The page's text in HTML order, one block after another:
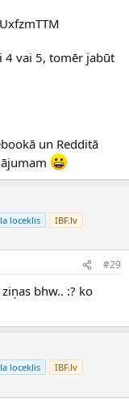
4 vai 5, tomēr jabūt
un Redditā
loceklis IBF.lv
#29
bhw.. :? ko
loceklis IBF.lv